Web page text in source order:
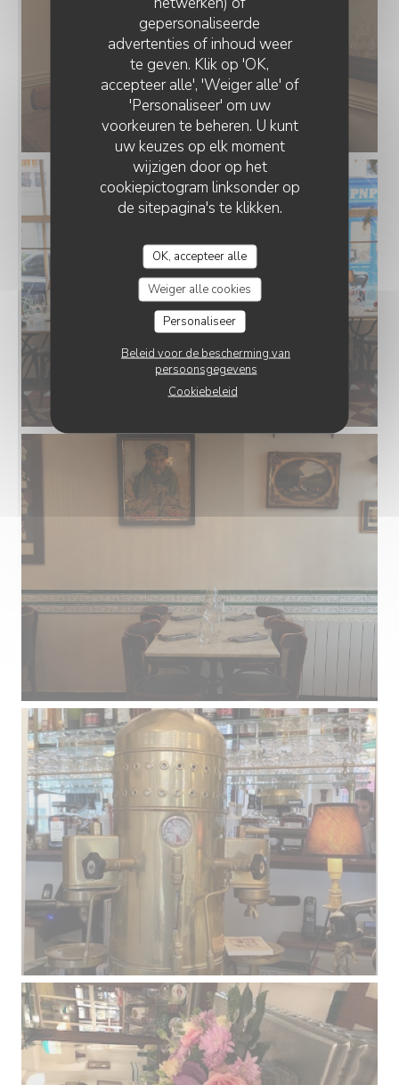
gepersonaliseerde
advertenties of inhoud weer
te geven. Klik op 'OK,
accepteer alle', 'Weiger alle' of
'Personaliseer' om uw
voorkeuren te beheren. U kunt
uw keuzes op elk moment
wijzigen door op het
cookiepictogram linksonder op
de sitepagina's te klikken.
OK, accepteer alle
Weiger alle cookies
Personaliseer
Beleid voor de bescherming van
persoonsgegevens
Cookiebeleid